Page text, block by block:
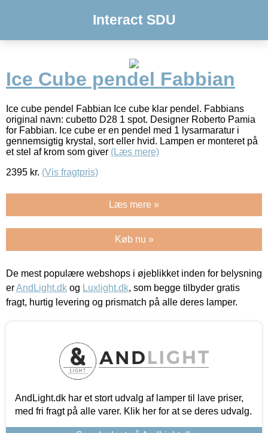
Interact SDU
Ice Cube pendel Fabbian
Ice cube pendel Fabbian Ice cube klar pendel. Fabbians
original navn: cubetto D28 1 spot. Designer Roberto Pamia
for Fabbian. Ice cube er en pendel med 1 lysarmaratur i
gennemsigtig krystal, sort eller hvid. Lampen er monteret på
et stel af krom som giver (Læs mere)
2395 kr. (Vis fragtpris)
Læs mere »
Køb nu »
De mest populære webshops i øjeblikket inden for belysning
erAndLight.dk og Luxlight.dk, som begge tilbyder gratis
fragt, hurtig levering og prismatch på alle deres lamper.
AndLight.dk har et stort udvalg af lamper til lave priser,
med fri fragt på alle varer. Klik her for at se deres udvalg.